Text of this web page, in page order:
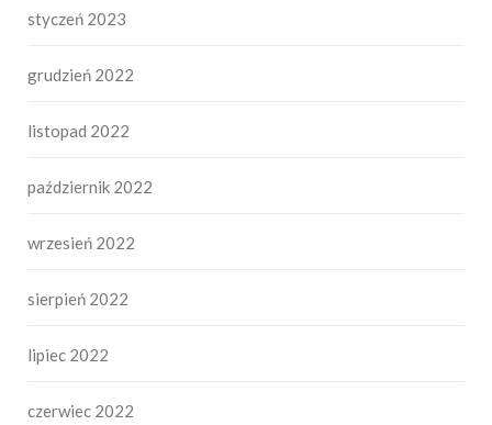
styczeń 2023
grudzień 2022
listopad 2022
październik 2022
wrzesień 2022
sierpień 2022
lipiec 2022
czerwiec 2022